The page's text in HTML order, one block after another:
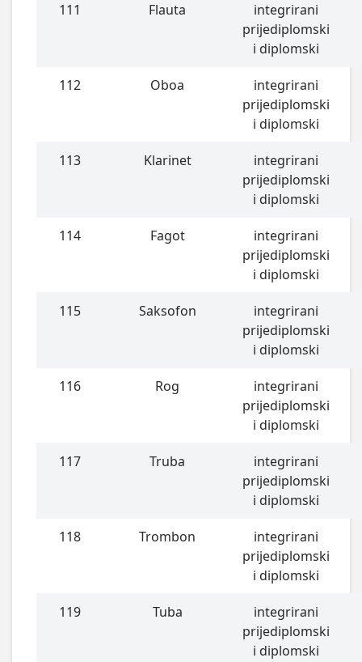
111 Flauta
integrirani
prijediplomski
i diplomski
112 Oboa
integrirani
prijediplomski
i diplomski
113 Klarinet
integrirani
prijediplomski
i diplomski
114 Fagot
integrirani
prijediplomski
i diplomski
115 Saksofon
integrirani
prijediplomski
i diplomski
116 Rog
integrirani
prijediplomski
i diplomski
117 Truba
integrirani
prijediplomski
i diplomski
118 Trombon
integrirani
prijediplomski
i diplomski
119 Tuba
integrirani
prijediplomski
i diplomski